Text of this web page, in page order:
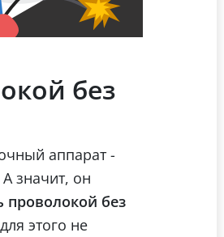
без
аппарат -
значит, он
проволокой без
этого не